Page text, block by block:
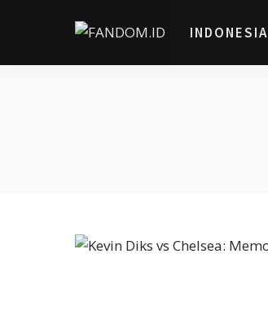
INDONESIA